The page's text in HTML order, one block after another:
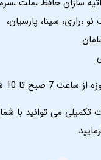
سازان حافظ ،ملت
نو ،رازی، سینا، پارسیان،
از ساعت 7 صبح تا 10 شب
تکمیلی می توانید با